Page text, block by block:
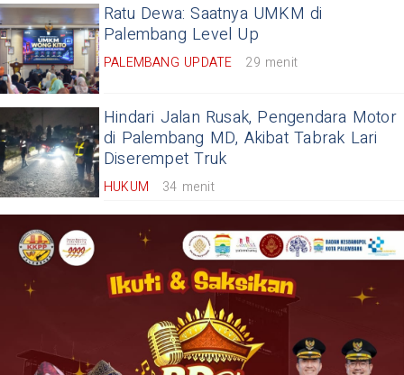
Ratu Dewa: Saatnya UMKM di
Palembang Level Up
PALEMBANG UPDATE 29 menit
Hindari Jalan Rusak, Pengendara Motor
di Palembang MD, Akibat Tabrak Lari
Diserempet Truk
HUKUM 34 menit